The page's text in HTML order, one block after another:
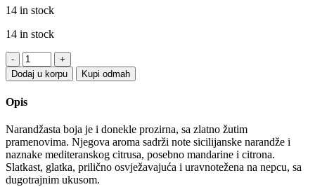
14 in stock
14 in stock
Toping
Fabbri
Pomorandža
0.95kg/690ml,
gluten
quantity
Dodaj u korpu Kupi odmah
Opis
Narandžasta boja je i donekle prozirna, sa zlatno žutim
pramenovima. Njegova aroma sadrži note sicilijanske narandže i
naznake mediteranskog citrusa, posebno mandarine i citrona.
Slatkast, glatka, prilično osvježavajuća i uravnotežena na nepcu, sa
dugotrajnim ukusom.